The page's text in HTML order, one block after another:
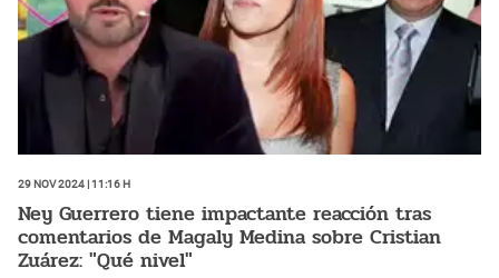
29 Nov 2024 | 11:16 h
Ney Guerrero tiene impactante reacción tras
comentarios de Magaly Medina sobre Cristian
Zuárez: "Qué nivel"